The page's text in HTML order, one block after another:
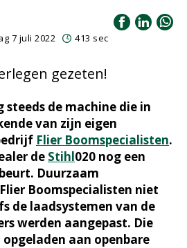
7 juli 2022 413 sec
gezeten!
steeds de machine die in
van zijn eigen
Flier Boomspecialisten.
de Stihl020 nog een
Duurzaam
Boomspecialisten niet
de laadsystemen van de
werden aangepast. Die
aan openbare